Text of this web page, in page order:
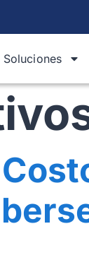
Soluciones